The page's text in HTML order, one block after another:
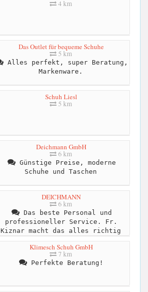
4 km
Das Outlet für bequeme Schuhe
5 km
Alles perfekt, super Beratung,
Markenware.
Schuh Liesl
5 km
Deichmann GmbH
6 km
Günstige Preise, moderne
Schuhe und Taschen
DEICHMANN
6 km
Das beste Personal und
professioneller Service. Fr.
Kiznar macht das alles richtig
Klimesch Schuh GmbH
7 km
Perfekte Beratung!